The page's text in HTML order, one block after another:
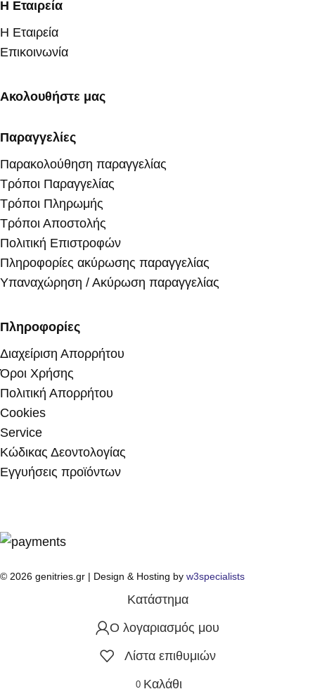
Η Εταιρεία
Η Εταιρεία
Επικοινωνία
Ακολουθήστε μας
Παραγγελίες
Παρακολούθηση παραγγελίας
Τρόποι Παραγγελίας
Τρόποι Πληρωμής
Τρόποι Αποστολής
Πολιτική Επιστροφών
Πληροφορίες ακύρωσης παραγγελίας
Υπαναχώρηση / Ακύρωση παραγγελίας
Πληροφορίες
Διαχείριση Απορρήτου
Όροι Χρήσης
Πολιτική Απορρήτου
Cookies
Service
Κώδικας Δεοντολογίας
Εγγυήσεις προϊόντων
© 2026 genitries.gr | Design & Hosting by w3specialists
Κατάστημα
Ο λογαριασμός μου
Λίστα επιθυμιών
0 Καλάθι